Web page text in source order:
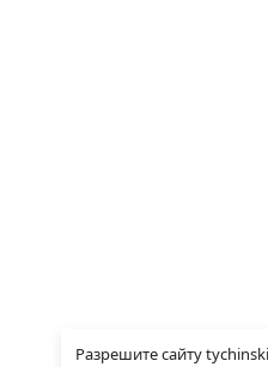
Разрешите сайту